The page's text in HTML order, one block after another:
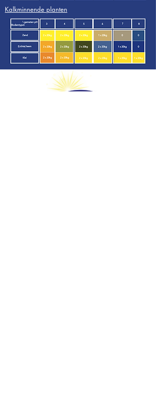
Kalkminnende planten